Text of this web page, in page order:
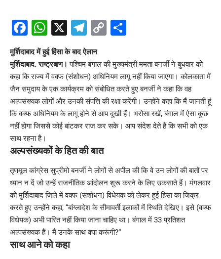
Facebook
WhatsApp
X Telegram
Copy
मुर्शिदाबाद में हुई हिंसा के बाद ऐलान
मुर्शिदाबाद. राष्ट्रबाण। पश्चिम बंगाल की मुख्यमंत्री ममता बनर्जी ने बुधवार को
कहा कि राज्य में वक्फ (संशोधन) अधिनियम लागू नहीं किया जाएगा। कोलकाता में
जैन समुदाय के एक कार्यक्रम को संबोधित करते हुए बनर्जी ने कहा कि वह
अल्पसंख्यक लोगों और उनकी संपत्ति की रक्षा करेंगी। उन्होंने कहा कि मैं जानती हूं
कि वक्फ अधिनियम के लागू होने से आप दुखी हैं। भरोसा रखें, बंगाल में ऐसा कुछ
नहीं होगा जिससे कोई बांटकर राज कर सके। आप संदेश देते हैं कि सभी को एक
साथ रहना है।
अल्पसंख्यकों के हित की बात
तृणमूल कांग्रेस सुप्रीमो बनर्जी ने लोगों से अपील की कि वे उन लोगों की बातों पर
ध्यान न दें जो उन्हें राजनीतिक आंदोलन शुरू करने के लिए उकसाते हैं। मंगलवार
को मुर्शिदाबाद जिले में वक्फ (संशोधन) विधेयक को लेकर हुई हिंसा का जिक्र
करते हुए उन्होंने कहा, “बांग्लादेश के सीमावर्ती इलाकों में स्थिति देखिए। इसे (वक्फ
विधेयक) अभी पारित नहीं किया जाना चाहिए था। बंगाल में 33 प्रतिशत
अल्पसंख्यक हैं। मैं उनके साथ क्या करूंगी?”
साथ आने को कहा